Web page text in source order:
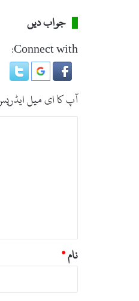
جواب دیں
Connect with:
آپ کا ای میل
نام*